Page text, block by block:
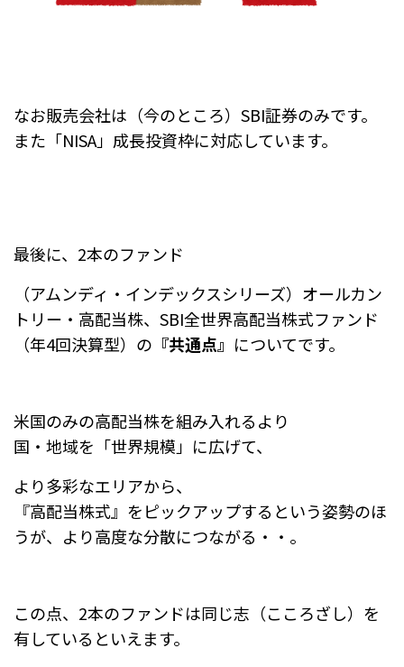
なお販売会社は（今のところ）SBI証券のみです。
また「NISA」成長投資枠に対応しています。
最後に、2本のファンド
（アムンディ・インデックスシリーズ）オールカン
トリー・高配当株、SBI全世界高配当株式ファンド
（年4回決算型）の 『共通点』 についてです。
米国のみの高配当株を組み入れるより
国・地域を「世界規模」に広げて、
より多彩なエリアから、
『高配当株式』をピックアップするという姿勢のほ
うが、より高度な分散につながる・・。
この点、2本のファンドは同じ志（こころざし）を
有しているといえます。